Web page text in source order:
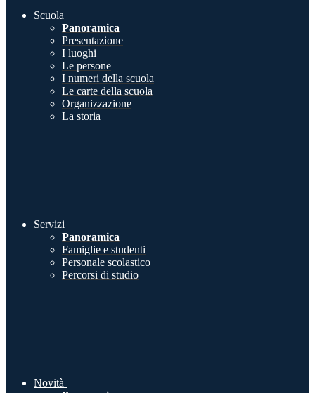
Scuola
Panoramica
Presentazione
I luoghi
Le persone
I numeri della scuola
Le carte della scuola
Organizzazione
La storia
Servizi
Panoramica
Famiglie e studenti
Personale scolastico
Percorsi di studio
Novità